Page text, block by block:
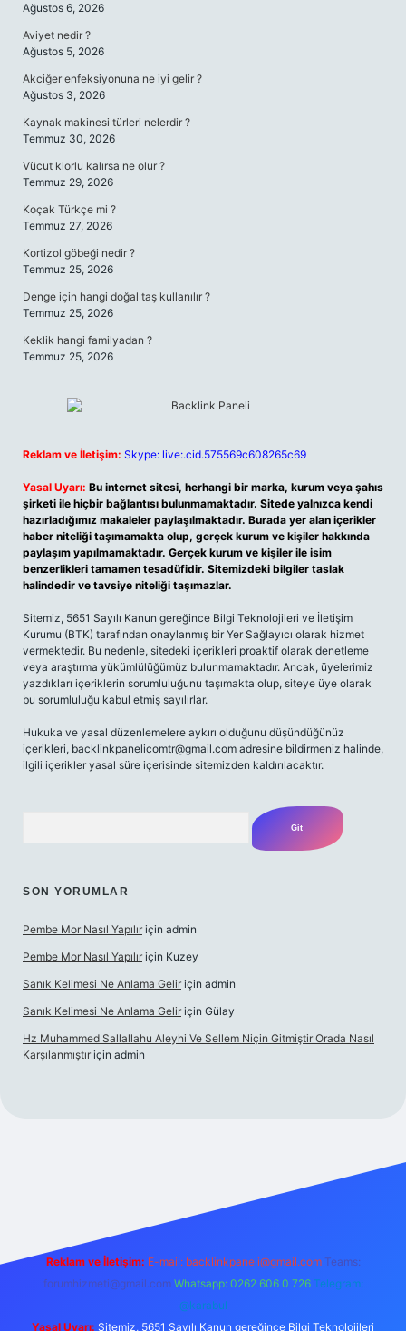
Ağustos 6, 2026
Aviyet nedir ?
Ağustos 5, 2026
Akciğer enfeksiyonuna ne iyi gelir ?
Ağustos 3, 2026
Kaynak makinesi türleri nelerdir ?
Temmuz 30, 2026
Vücut klorlu kalırsa ne olur ?
Temmuz 29, 2026
Koçak Türkçe mi ?
Temmuz 27, 2026
Kortizol göbeği nedir ?
Temmuz 25, 2026
Denge için hangi doğal taş kullanılır ?
Temmuz 25, 2026
Keklik hangi familyadan ?
Temmuz 25, 2026
Reklam ve İletişim: Skype: live:.cid.575569c608265c69
Yasal Uyarı: Bu internet sitesi, herhangi bir marka, kurum veya şahıs
şirketi ile hiçbir bağlantısı bulunmamaktadır. Sitede yalnızca kendi
hazırladığımız makaleler paylaşılmaktadır. Burada yer alan içerikler
haber niteliği taşımamakta olup, gerçek kurum ve kişiler hakkında
paylaşım yapılmamaktadır. Gerçek kurum ve kişiler ile isim
benzerlikleri tamamen tesadüfidir. Sitemizdeki bilgiler taslak
halindedir ve tavsiye niteliği taşımazlar.
Sitemiz, 5651 Sayılı Kanun gereğince Bilgi Teknolojileri ve İletişim
Kurumu (BTK) tarafından onaylanmış bir Yer Sağlayıcı olarak hizmet
vermektedir. Bu nedenle, sitedeki içerikleri proaktif olarak denetleme
veya araştırma yükümlülüğümüz bulunmamaktadır. Ancak, üyelerimiz
yazdıkları içeriklerin sorumluluğunu taşımakta olup, siteye üye olarak
bu sorumluluğu kabul etmiş sayılırlar.
Hukuka ve yasal düzenlemelere aykırı olduğunu düşündüğünüz
içerikleri, backlinkpanelicomtr@gmail.com adresine bildirmeniz halinde,
ilgili içerikler yasal süre içerisinde sitemizden kaldırılacaktır.
SON YORUMLAR
Pembe Mor Nasıl Yapılır için admin
Pembe Mor Nasıl Yapılır için Kuzey
Sanık Kelimesi Ne Anlama Gelir için admin
Sanık Kelimesi Ne Anlama Gelir için Gülay
Hz Muhammed Sallallahu Aleyhi Ve Sellem Niçin Gitmiştir Orada Nasıl
Karşılanmıştır için admin
Reklam ve İletişim: E-mail: backlinkpaneli@gmail.com Teams:
forumhizmeti@gmail.com Whatsapp: 0262 606 0 726 Telegram:
@karabul
Yasal Uyarı: Sitemiz, 5651 Sayılı Kanun gereğince Bilgi Teknolojileri